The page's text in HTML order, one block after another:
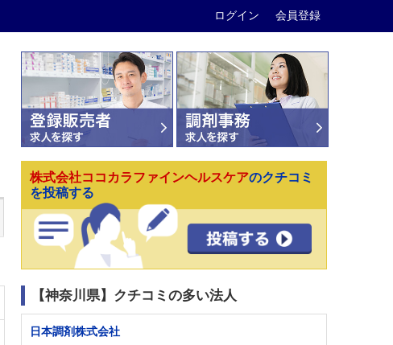
ログイン 会員登録
株式会社ココカラファインヘルスケアのクチコミ
を投稿する
【神奈川県】クチコミの多い法人
日本調剤株式会社